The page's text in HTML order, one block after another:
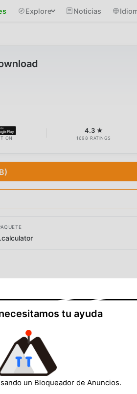
Explore Noticias
ON
4.3 ★
1698 RATINGS
tu ayuda
un Bloqueador de Anuncios.